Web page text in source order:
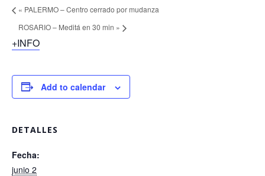
« PALERMO – Centro cerrado por mudanza
ROSARIO – Meditá en 30 min »
+INFO
Add to calendar
DETALLES
Fecha:
junio 2